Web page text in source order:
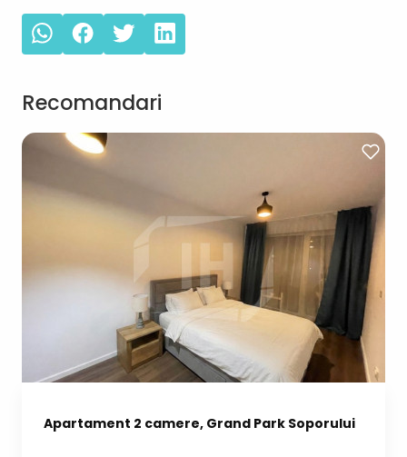
Recomandari
Apartament 2 camere, Grand Park Soporului